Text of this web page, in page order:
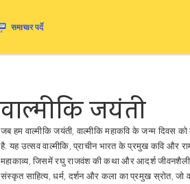
वाल्मीकि जयंती
जब हमवाल्मीकि जयंती,वाल्मीकि महाकवि के जन्म दिवस
है. यह उत्सववाल्मीकि,प्राचीन भारत के प्रमुख कवि और
महाकाव्य, जिसमें रघु राजवंश की कथा और आदर्श जीवनशैली
संस्कृत साहित्य,धर्म, दर्शन और कला का प्रमुख स्रोत, जो